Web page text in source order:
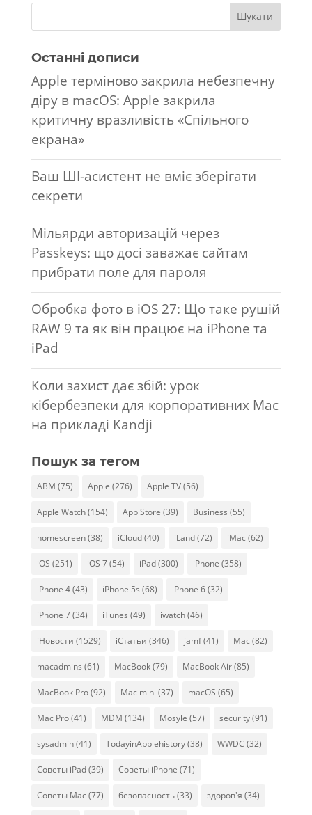
Останні дописи
Apple терміново закрила небезпечну
діру в macOS: Apple закрила
критичну вразливість «Спільного
екрана»
Ваш ШІ-асистент не вміє зберігати
секрети
Мільярди авторизацій через
Passkeys: що досі заважає сайтам
прибрати поле для пароля
Обробка фото в iOS 27: Що таке рушій
RAW 9 та як він працює на iPhone та
iPad
Коли захист дає збій: урок
кібербезпеки для корпоративних Mac
на прикладі Kandji
Пошук за тегом
ABM (75) Apple (276) Apple TV(56)
Apple Watch(154) App Store (39) Business (55)
homescreen(38) iCloud(40) iLand(72) iMac (62)
iOS (251) iOS 7(54) iPad(300) iPhone (358)
iPhone 4(43) iPhone 5s (68) iPhone 6(32)
iPhone 7(34) iTunes (49) iwatch(46)
iНовости (1529) iСтатьи (346) jamf(41) Mac (82)
macadmins (61) MacBook(79) MacBook Air(85)
MacBook Pro(92) Mac mini (37) macOS (65)
Mac Pro(41) MDM (134) Mosyle (57) security(91)
sysadmin(41) TodayinApplehistory(38) WWDC (32)
Советы iPad(39) Советы iPhone (71)
Советы Mac (77) безопасность(33) здоров'я (34)